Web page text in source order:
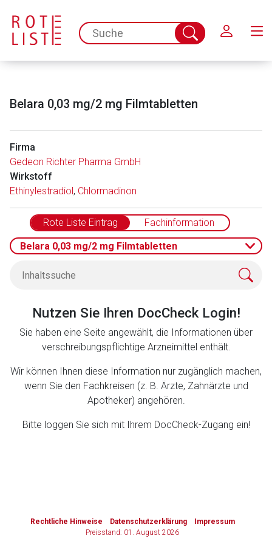
spc.search.input.placeholder
Suche
abschicken
Belara 0,03 mg/2 mg Filmtabletten
Firma
Gedeon Richter Pharma GmbH
Wirkstoff
Ethinylestradiol, Chlormadinon
Rote Liste Eintrag Fachinformation
Belara 0,03 mg/2 mg Filmtabletten
Nutzen Sie Ihren DocCheck Login!
Sie haben eine Seite angewählt, die Informationen über
verschreibungspflichtige Arzneimittel enthält.
Wir können Ihnen diese Information nur zugänglich machen,
wenn Sie den Fachkreisen (z. B. Ärzte, Zahnärzte und
Apotheker) angehören.
Bitte loggen Sie sich mit Ihrem DocCheck-Zugang ein!
Rechtliche Hinweise Datenschutzerklärung
Impressum
Preisstand: 01. August 2026
Aufruf einer externen Seite
Der von Ihnen aufgerufene Link öffnet eine externe Web-
Seite. Für die Inhalte der externen Web-Seite ist deren
Betreiber verantwortlich. Ebenso gelten dort ggf. andere